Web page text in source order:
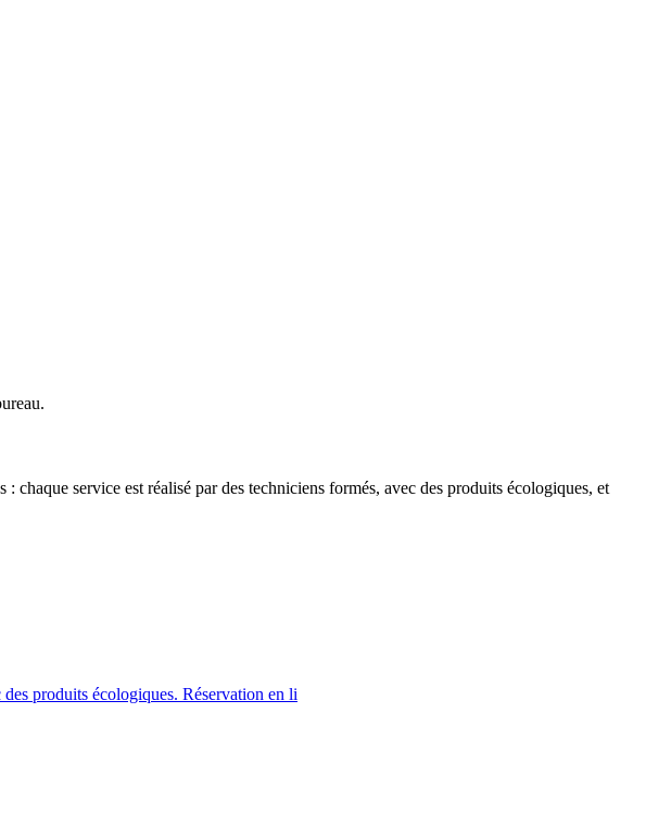
service est réalisé par des techniciens formés, avec des produits écologiques, et
produits écologiques. Réservation en li